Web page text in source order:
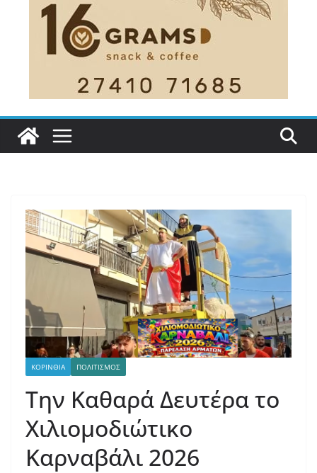
ΚΟΡΙΝΘΙΑ ΠΟΛΙΤΙΣΜΟΣ
Την Καθαρά Δευτέρα το
Χιλιομοδιώτικο
Καρναβάλι 2026